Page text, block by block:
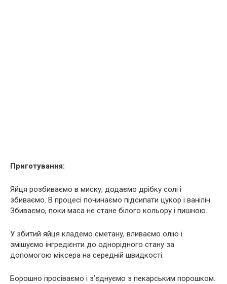
Приготування:
Яйця розбиваємо в миску, додаємо дрібку солі і
збиваємо. В процесі починаємо підсипати цукор і ванілін.
Збиваємо, поки маса не стане білого кольору і пишною.
У збитий яйця кладемо сметану, вливаємо олію і
змішуємо інгредієнти до однорідного стану за
допомогою міксера на середній швидкості.
Борошно просіваємо і з’єднуємо з пекарським порошком.